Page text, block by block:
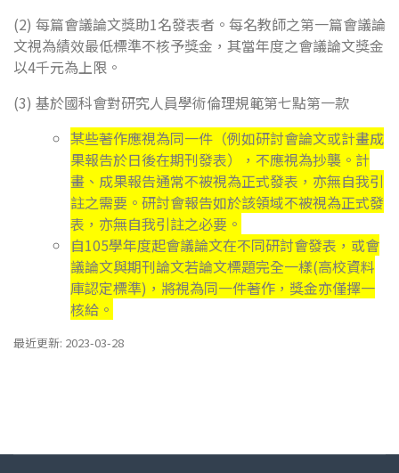
(2) 每篇會議論文獎助1名發表者。每名教師之第一篇會議論
文視為績效最低標準不核予獎金，其當年度之會議論文獎金
以4千元為上限。
(3) 基於國科會對研究人員學術倫理規範第七點第一款
某些著作應視為同一件（例如研討會論文或計畫成
果報告於日後在期刊發表），不應視為抄襲。計
畫、成果報告通常不被視為正式發表，亦無自我引
註之需要。研討會報告如於該領域不被視為正式發
表，亦無自我引註之必要。
自105學年度起會議論文在不同研討會發表，或會
議論文與期刊論文若論文標題完全一樣(高校資料
庫認定標準)，將視為同一件著作，獎金亦僅擇一
核給。
最近更新: 2023-03-28